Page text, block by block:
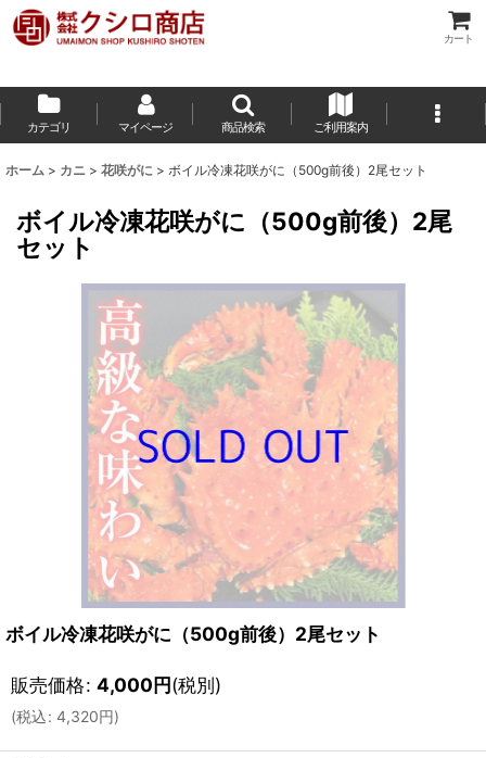
カート
カテゴリ マイページ 商品検索 ご利用案内
ホーム > カニ > 花咲がに > ボイル冷凍花咲がに（500g前後）2尾セット
ボイル冷凍花咲がに（500g前後）2尾
セット
ボイル冷凍花咲がに（500g前後）2尾セット
販売価格: 4,000円(税別)
(税込: 4,320円)